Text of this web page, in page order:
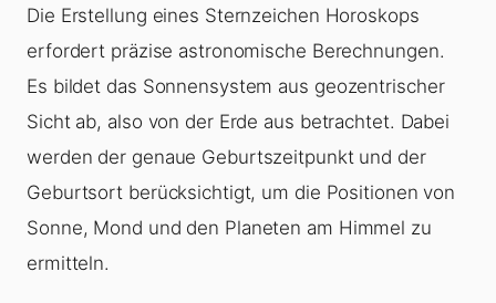
Die Erstellung eines Sternzeichen Horoskops
erfordert präzise astronomische Berechnungen.
Es bildet das Sonnensystem aus geozentrischer
Sicht ab, also von der Erde aus betrachtet. Dabei
werden der genaue Geburtszeitpunkt und der
Geburtsort berücksichtigt, um die Positionen von
Sonne, Mond und den Planeten am Himmel zu
ermitteln.